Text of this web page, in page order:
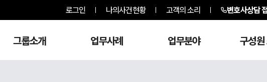
로그인 나의사건현황 고객의 소리 변호사상담
그룹소개 업무사례 업무분야 구성원